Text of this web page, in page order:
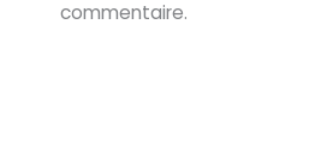
commentaire.